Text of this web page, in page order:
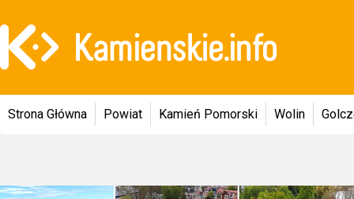
Strona Główna Powiat Kamień Pomorski Wolin